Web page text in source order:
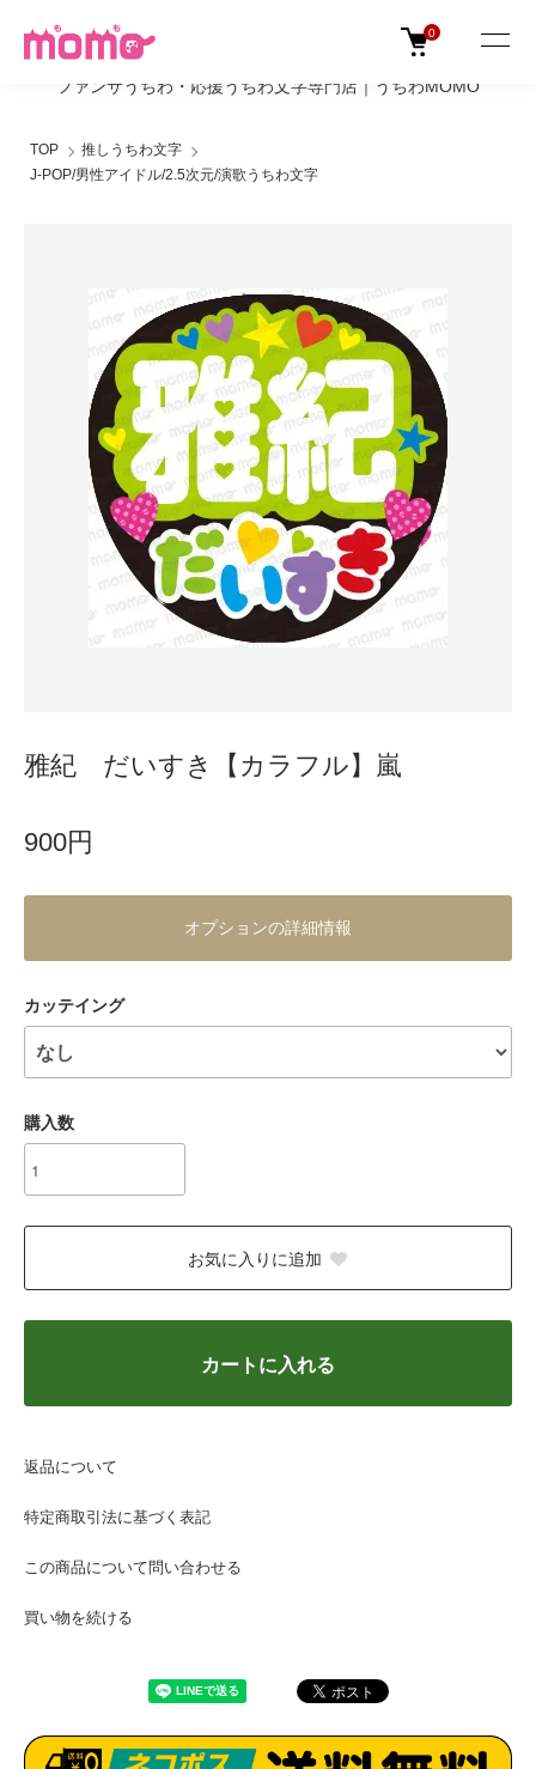
ファンサうちわ・応援うちわ文字専門店｜うちわMOMO
0
TOP
推しうちわ文字
J-POP/男性アイドル/2.5次元/演歌うちわ文字
雅紀 だいすき【カラフル】嵐
900円
オプションの詳細情報
カッテイング
購入数
お気に入りに追加
カートに入れる
返品について
特定商取引法に基づく表記
この商品について問い合わせる
買い物を続ける